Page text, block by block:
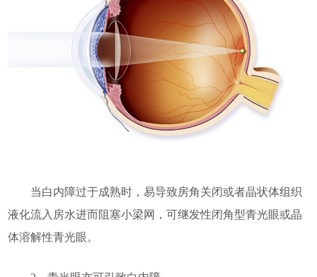
当白内障过于成熟时，易导致房角关闭或者晶状体组织
液化流入房水进而阻塞小梁网，可继发性闭角型青光眼或晶
体溶解性青光眼。